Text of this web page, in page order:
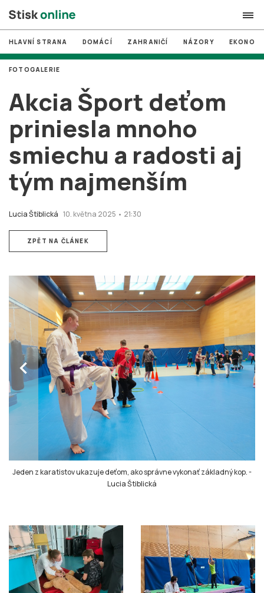
search
# MUNI
# Brno
# volby
login PŘIHLÁSIT SE
Zapomněli jste heslo?
Založit nový účet
HLAVNÍ STRANA DOMÁCÍ ZAHRANIČÍ NÁZORY
Akcia Šport deťom
priniesla mnoho
smiechu a radosti aj
tým najmenším
Lucia Štiblická 10. května 2025 • 21:30
FOTOGALERIE
ZPĚT NA ČLÁNEK
chevron_left
Jeden z karatistov ukazuje deťom, ako správne vykonať základný kop.-
Lucia Štiblická